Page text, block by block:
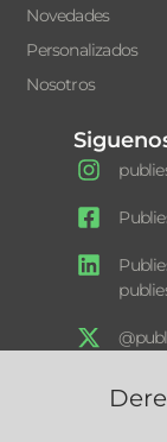
Novedades
Personalizados
Nosotros